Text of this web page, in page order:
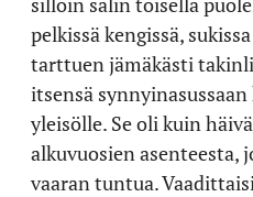
pelkissä kengissä,
tarttuen jämäkästi
itsensä
yleisölle. Se oli kuin
alkuvuosien
vaaran tuntua.